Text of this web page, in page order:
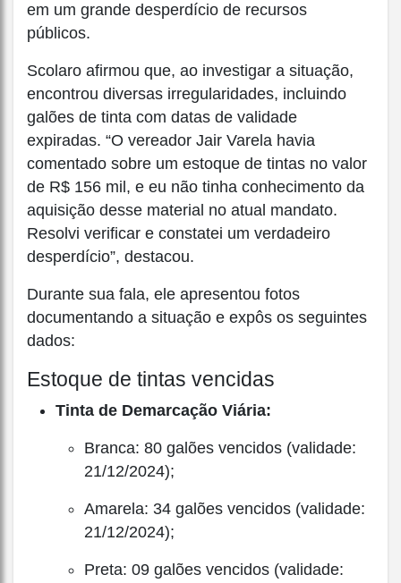
em um grande desperdício de recursos
públicos.
Scolaro afirmou que, ao investigar a situação,
encontrou diversas irregularidades, incluindo
galões de tinta com datas de validade
expiradas. “O vereador Jair Varela havia
comentado sobre um estoque de tintas no valor
de R$ 156 mil, e eu não tinha conhecimento da
aquisição desse material no atual mandato.
Resolvi verificar e constatei um verdadeiro
desperdício”, destacou.
Durante sua fala, ele apresentou fotos
documentando a situação e expôs os seguintes
dados:
Estoque de tintas vencidas
Tinta de Demarcação Viária:
Branca: 80 galões vencidos (validade:
21/12/2024);
Amarela: 34 galões vencidos (validade:
21/12/2024);
Preta: 09 galões vencidos (validade: